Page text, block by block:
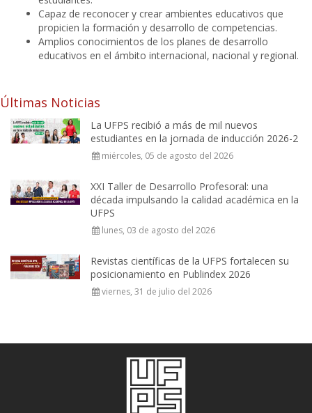
Capaz de reconocer y crear ambientes educativos que
propicien la formación y desarrollo de competencias.
Amplios conocimientos de los planes de desarrollo
educativos en el ámbito internacional, nacional y regional.
Últimas Noticias
La UFPS recibió a más de mil nuevos
estudiantes en la jornada de inducción 2026-2
miércoles, 05 de agosto del 2026
XXI Taller de Desarrollo Profesoral: una
década impulsando la calidad académica en la
UFPS
lunes, 03 de agosto del 2026
Revistas científicas de la UFPS fortalecen su
posicionamiento en Publindex 2026
viernes, 31 de julio del 2026